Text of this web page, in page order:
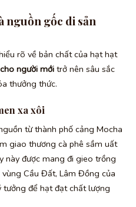
nguồn gốc di sản
rõ về bản chất của hạt hạt
người mới trở nên sâu sắc
thưởng thức.
xa xôi
từ thành phố cảng Mocha
giao thương cà phê sầm uất
này được mang đi gieo trồng
Cầu Đất, Lâm Đồng của
để hạt đạt chất lượng